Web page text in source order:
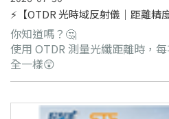
⚡【OTDR 光時域反射儀｜距離精
你知道嗎？🤔
使用 OTDR 測量光纖距離時，
全一樣😲